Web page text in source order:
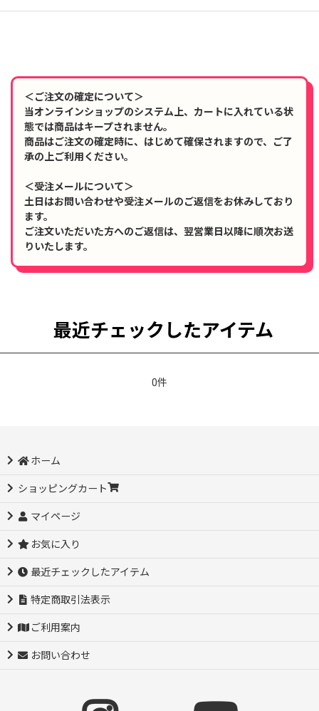
＜ご注文の確定について＞
当オンラインショップのシステム上、カートに入れている状
態では商品はキープされません。
商品はご注文の確定時に、はじめて確保されますので、ご了
承の上ご利用ください。
＜受注メールについて＞
土日はお問い合わせや受注メールのご返信をお休みしており
ます。
ご注文いただいた方へのご返信は、翌営業日以降に順次お送
りいたします。
最近チェックしたアイテム
0件
ホーム
ショッピングカート
マイページ
お気に入り
最近チェックしたアイテム
特定商取引法表示
ご利用案内
お問い合わせ